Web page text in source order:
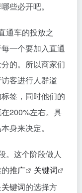
哪些必开吧。
通车的投放之
一个要加入直通
的。所以商家们
客进行人群溢
签，同时他们的
200%左右。具
身来决定。
。这个阶段做人
推广
关键词
关键词的选择方